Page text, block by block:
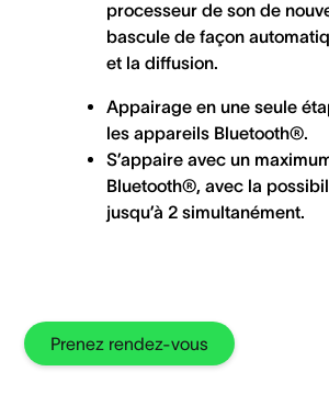
processeur de son de
bascule de façon
et la diffusion.
Appairage en une seule
les appareils Bluetooth®.
S’appaire avec un
Bluetooth®, avec la
jusqu’à 2 simultanément.
Prenez rendez-vous